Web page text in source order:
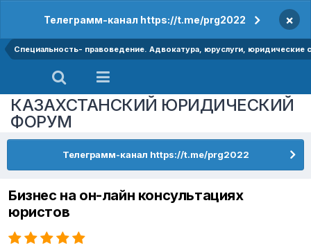
Телеграмм-канал https://t.me/prg2022 ×
Специальность- правоведение. Адвокатура, юруслуги, юридические
КАЗАХСТАНСКИЙ ЮРИДИЧЕСКИЙ
ФОРУМ
Телеграмм-канал https://t.me/prg2022
Бизнес на он-лайн консультациях
юристов